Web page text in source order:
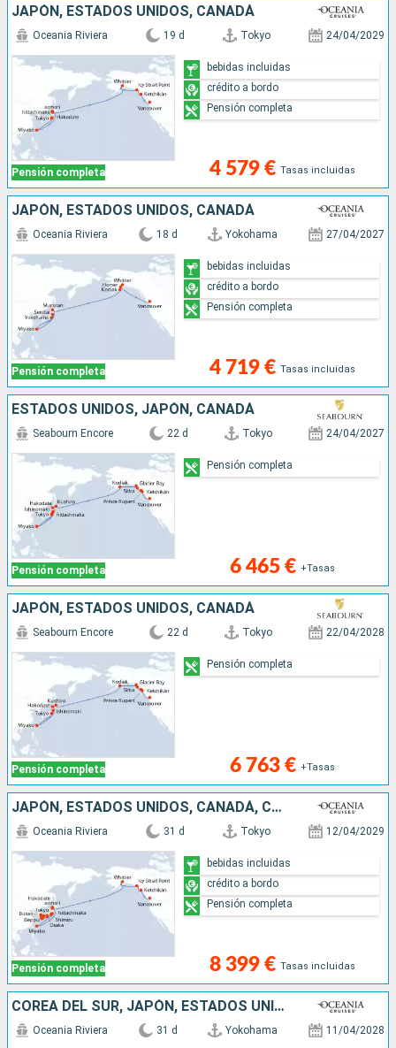
JAPÓN, ESTADOS UNIDOS, CANADÁ
Pensión completa
Oceania Riviera 19 d Tokyo 24/04/2029
4 579 € Tasas incluidas
bebidas incluidas
crédito a bordo
Pensión completa
JAPÓN, ESTADOS UNIDOS, CANADÁ
Pensión completa
Oceania Riviera 18 d Yokohama 27/04/2027
4 719 € Tasas incluidas
bebidas incluidas
crédito a bordo
Pensión completa
ESTADOS UNIDOS, JAPÓN, CANADÁ
Pensión completa
Seabourn Encore 22 d Tokyo 24/04/2027
6 465 € +Tasas
Pensión completa
JAPÓN, ESTADOS UNIDOS, CANADÁ
Pensión completa
Seabourn Encore 22 d Tokyo 22/04/2028
6 763 € +Tasas
Pensión completa
JAPÓN, ESTADOS UNIDOS, CANADÁ, COREA DEL SUR
Pensión completa
Oceania Riviera 31 d Tokyo 12/04/2029
8 399 € Tasas incluidas
bebidas incluidas
crédito a bordo
Pensión completa
COREA DEL SUR, JAPÓN, ESTADOS UNIDOS, CANADÁ
Oceania Riviera 31 d Yokohama 11/04/2028